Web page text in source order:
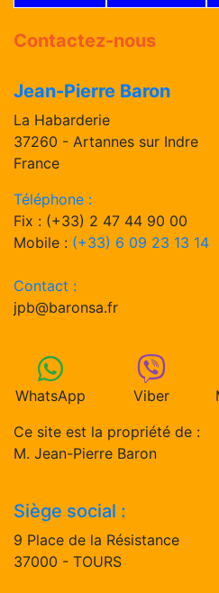
Contactez-nous
Jean-Pierre Baron
La Habarderie
37260 - Artannes sur Indre
France
Téléphone :
Fix : (+33) 2 47 44 90 00
Mobile : (+33) 6 09 23 13 14
Contact :
jpb@baronsa.fr
WhatsApp Viber
Ce site est la propriété de :
M. Jean-Pierre Baron
Siège social :
9 Place de la Résistance
37000 - TOURS